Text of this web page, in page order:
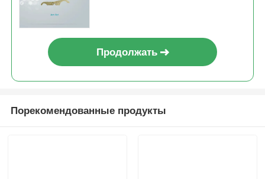
Продолжать
Порекомендованные продукты